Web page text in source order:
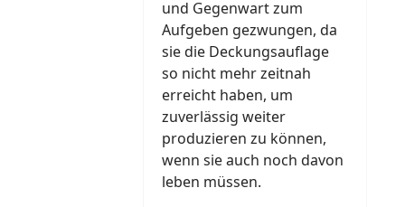
und Gegenwart zum
Aufgeben gezwungen, da
sie die Deckungsauflage
so nicht mehr zeitnah
erreicht haben, um
zuverlässig weiter
produzieren zu können,
wenn sie auch noch davon
leben müssen.